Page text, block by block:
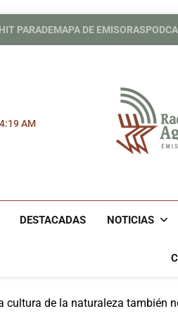
HIT PARADEMAPA DE EMISORAS
AM
DESTACADAS NOTICIAS
cultura de la naturaleza también